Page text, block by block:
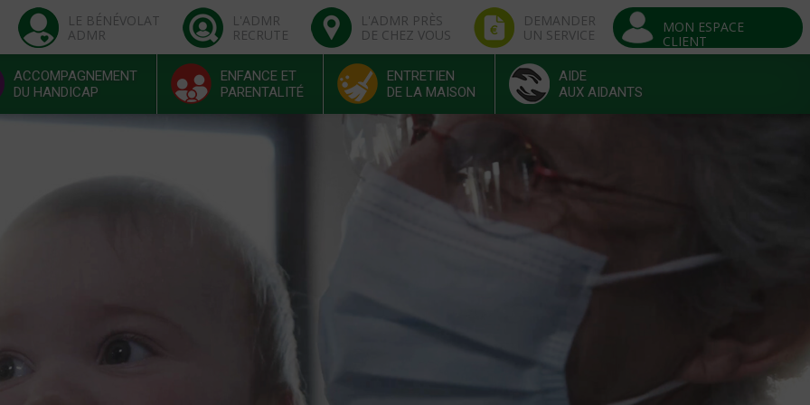
LE BÉNÉVOLAT
ADMR
L'ADMR
RECRUTE
L'ADMR PRÈS
DE CHEZ VOUS
DEMANDER
UN SERVICE
MON ESPACE
CLIENT
ACCOMPAGNEMENT
DU HANDICAP
ENFANCE ET
PARENTALITÉ
ENTRETIEN
DE LA MAISON
AIDE
AUX AIDANTS